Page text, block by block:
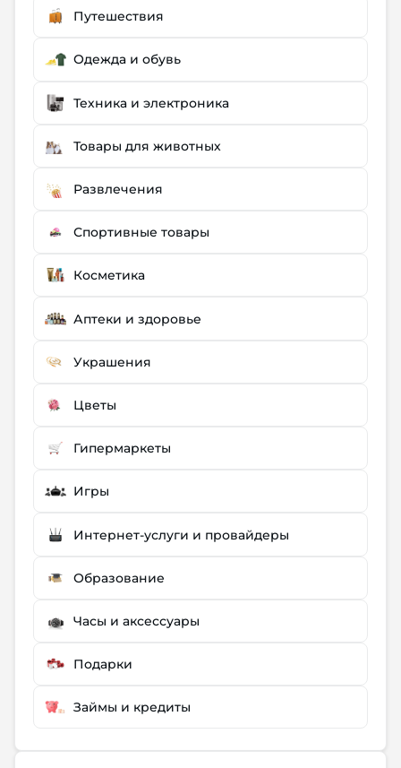
Путешествия
Одежда и обувь
Техника и электроника
Товары для животных
Развлечения
Спортивные товары
Косметика
Аптеки и здоровье
Украшения
Цветы
Гипермаркеты
Игры
Интернет-услуги и провайдеры
Образование
Часы и аксессуары
Подарки
Займы и кредиты